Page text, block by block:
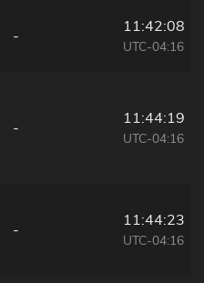
-
11:42:08
UTC-04:16
-
11:44:19
UTC-04:16
-
11:44:23
UTC-04:16